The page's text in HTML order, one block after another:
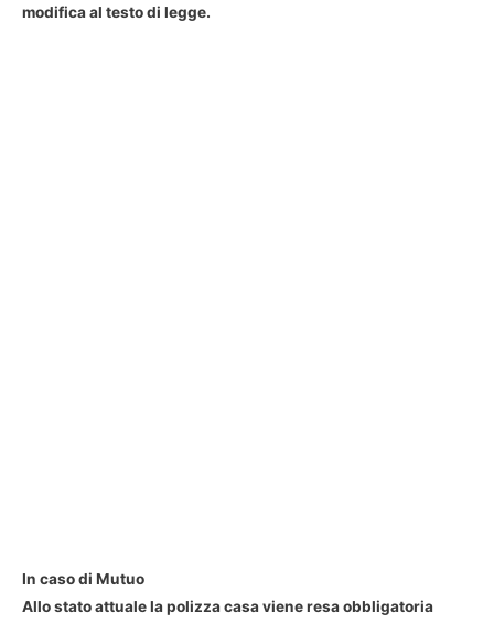
modifica al testo di legge.
In caso di Mutuo
Allo stato attuale la polizza casa viene resa obbligatoria